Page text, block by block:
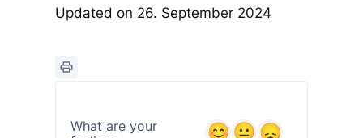
Updated on 26. September 2024
What are your